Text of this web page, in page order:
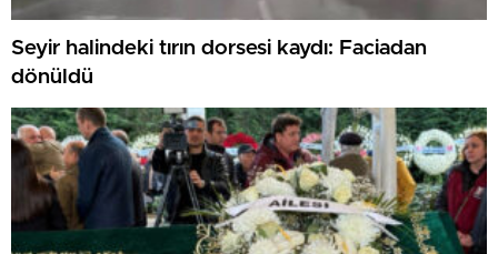
Seyir halindeki tırın dorsesi kaydı: Faciadan
dönüldü